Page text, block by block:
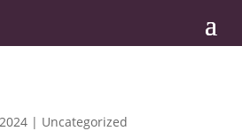
| Uncategorized